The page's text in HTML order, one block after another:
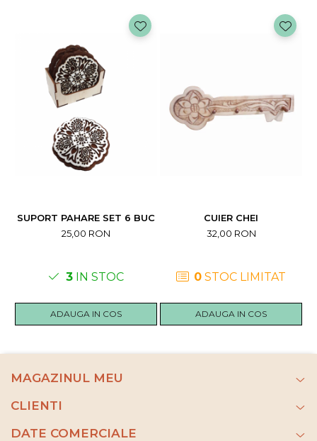
SUPORT PAHARE SET 6 BUC
25,00 RON
3 IN STOC
ADAUGA IN COS
CUIER CHEI
32,00 RON
0 STOC LIMITAT
ADAUGA IN COS
MAGAZINUL MEU
CLIENTI
DATE COMERCIALE